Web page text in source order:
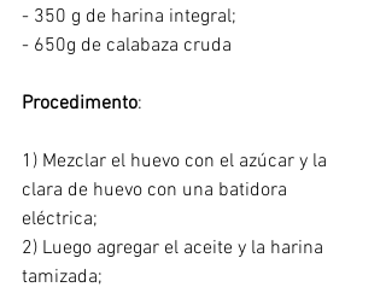
- 350 g de harina integral;
- 650g de calabaza cruda
Procedimento:
1) Mezclar el huevo con el azúcar y la
clara de huevo con una batidora
eléctrica;
2) Luego agregar el aceite y la harina
tamizada;